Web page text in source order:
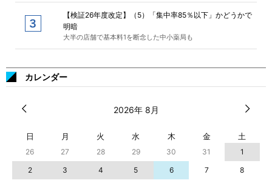
【検証26年度改定】（5）「集中率85％以下」かどうかで
明暗
大半の店舗で基本料1を断念した中小薬局も
カレンダー
2026年 8月
日 月 火 水 木 金 土
26 27 28 29 30 31
1
2
3 4 5 6 7
8